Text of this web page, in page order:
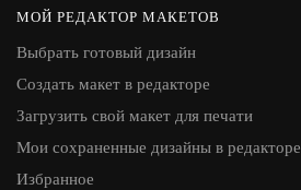
МОЙ РЕДАКТОР МАКЕТОВ
Выбрать готовый дизайн
Создать макет в редакторе
Загрузить свой макет для печати
Мои сохраненные дизайны в редакторе
Избранное